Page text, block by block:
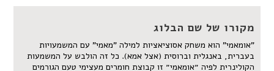
מקורו של שם הבלוג
"אומאמי" הוא משחק אסוציאציות למילה "מאמי" עם המשמעויות
בעברית, באנגלית וברוסית (אצל אמא). כל זה הולבש על המשמעות
הקולינרית לפיה ״אומאמי״ זו קבוצת חומרים מעצימי טעם הגורמים